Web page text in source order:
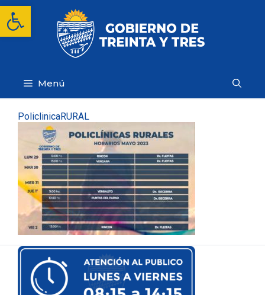
Abrir barra de herramientas
Saltar
contenido
Menú
PoliclinicaRURAL